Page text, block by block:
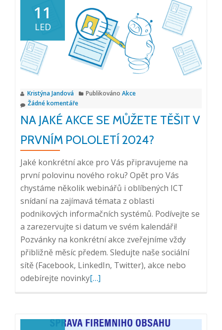
Jak
zabezpečit
Vaše
firemní
informace
11
LED
Kristýna Jandová Publikováno Akce
Žádné komentáře
NA JAKÉ AKCE SE MŮŽETE TĚŠIT V
PRVNÍM POLOLETÍ 2024?
Jaké konkrétní akce pro Vás připravujeme na
první polovinu nového roku? Opět pro Vás
chystáme několik webinářů i oblíbených ICT
snídaní na zajímavá témata z oblasti
podnikových informačních systémů. Podívejte se
a zarezervujte si datum ve svém kalendáři!
Pozvánky na konkrétní akce zveřejníme vždy
přibližně měsíc předem. Sledujte naše sociální
sítě (Facebook, LinkedIn, Twitter), akce nebo
odebírejte novinkyPřečtěte
[…]